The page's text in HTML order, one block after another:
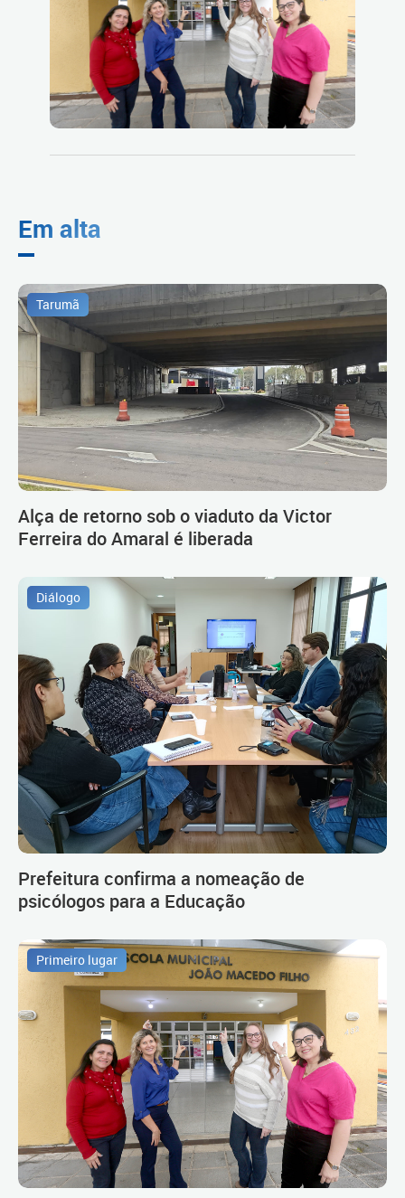
Em alta
Tarumã
Alça de retorno sob o viaduto da Victor
Ferreira do Amaral é liberada
Diálogo
Prefeitura confirma a nomeação de
psicólogos para a Educação
Primeiro lugar